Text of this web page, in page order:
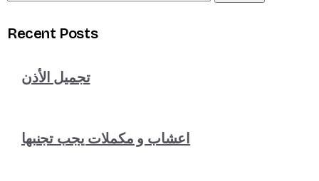
Recent Posts
تجميل الأذن
اعشاب و مكملات يجب تجنبها